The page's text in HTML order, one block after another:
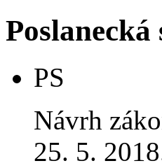
Poslanecká
PS
Návrh
25. 5.